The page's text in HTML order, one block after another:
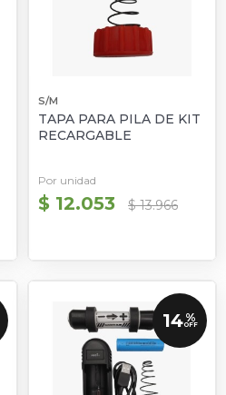
S/M
TAPA PARA PILA DE KIT
RECARGABLE
Por unidad
$ 12.053 $ 13.966
14 %
OFF